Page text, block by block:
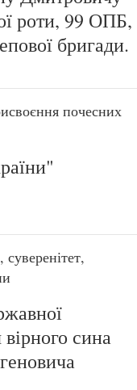
роти, 99 ОПБ,
бригади.
почесних
сина